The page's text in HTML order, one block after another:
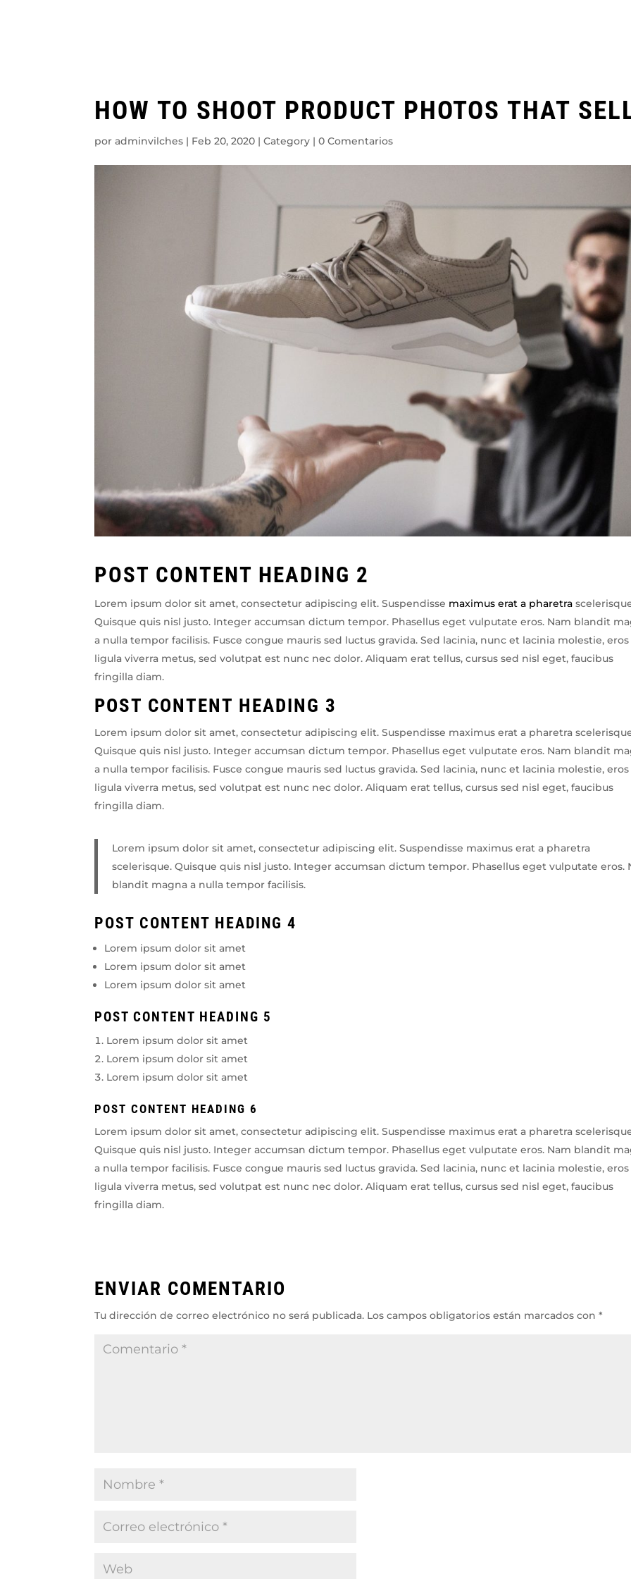
HOW TO SHOOT PRODUCT PHOTOS THAT
poradminvilches | Feb 20, 2020 |Category |0 Comentarios
POST CONTENT HEADING 2
Lorem ipsum dolor sit amet, consectetur adipiscing elit. Suspendisse maximus erat a pharetra
Quisque quis nisl justo. Integer accumsan dictum tempor. Phasellus eget vulputate eros. Nam blandit
a nulla tempor facilisis. Fusce congue mauris sed luctus gravida. Sed lacinia, nunc et lacinia molestie, eros
ligula viverra metus, sed volutpat est nunc nec dolor. Aliquam erat tellus, cursus sed nisl eget, faucibus
fringilla diam.
POST CONTENT HEADING 3
Lorem ipsum dolor sit amet, consectetur adipiscing elit. Suspendisse maximus erat a pharetra
Quisque quis nisl justo. Integer accumsan dictum tempor. Phasellus eget vulputate eros. Nam blandit
a nulla tempor facilisis. Fusce congue mauris sed luctus gravida. Sed lacinia, nunc et lacinia molestie, eros
ligula viverra metus, sed volutpat est nunc nec dolor. Aliquam erat tellus, cursus sed nisl eget, faucibus
fringilla diam.
Lorem ipsum dolor sit amet, consectetur adipiscing elit. Suspendisse maximus erat a pharetra
scelerisque. Quisque quis nisl justo. Integer accumsan dictum tempor. Phasellus eget vulputate eros.
blandit magna a nulla tempor facilisis.
POST CONTENT HEADING 4
Lorem ipsum dolor sit amet
Lorem ipsum dolor sit amet
Lorem ipsum dolor sit amet
POST CONTENT HEADING 5
Lorem ipsum dolor sit amet
Lorem ipsum dolor sit amet
Lorem ipsum dolor sit amet
POST CONTENT HEADING 6
Lorem ipsum dolor sit amet, consectetur adipiscing elit. Suspendisse maximus erat a pharetra
Quisque quis nisl justo. Integer accumsan dictum tempor. Phasellus eget vulputate eros. Nam blandit
a nulla tempor facilisis. Fusce congue mauris sed luctus gravida. Sed lacinia, nunc et lacinia molestie, eros
ligula viverra metus, sed volutpat est nunc nec dolor. Aliquam erat tellus, cursus sed nisl eget, faucibus
fringilla diam.
ENVIAR COMENTARIO
Tu dirección de correo electrónico no será publicada. Los campos obligatorios están marcados con*